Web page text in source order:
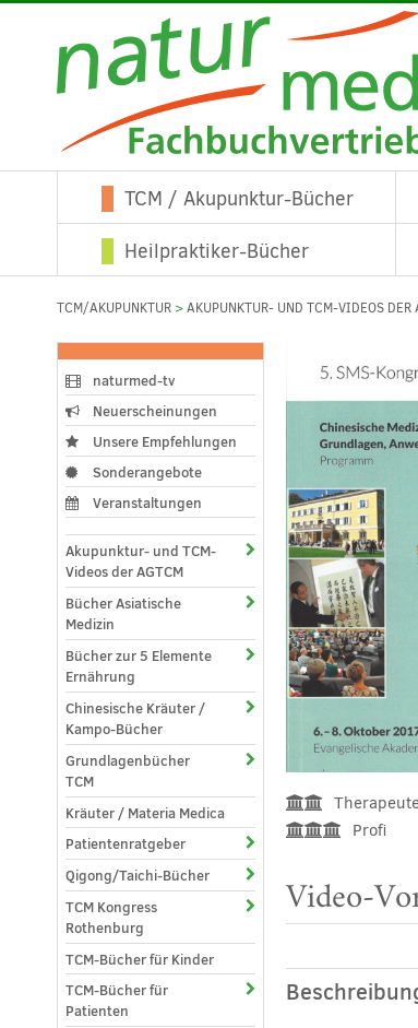
TCM / Akupunktur-Bücher
Heilpraktiker-Bücher
TCM/AKUPUNKTUR >AKUPUNKTUR- UND TCM-VIDEOS DER
Profi
Video-
naturmed-tv
Neuerscheinungen
Unsere Empfehlungen
Sonderangebote
Veranstaltungen
Akupunktur- und TCM-
Videos der AGTCM
Bücher Asiatische
Medizin
Bücher zur 5 Elemente
Ernährung
Chinesische Kräuter /
Kampo-Bücher
Grundlagenbücher
TCM
Kräuter / Materia Medica
Patientenratgeber
Qigong/Taichi-Bücher
TCM Kongress
Rothenburg
TCM-Bücher für Kinder
TCM-Bücher für
Patienten